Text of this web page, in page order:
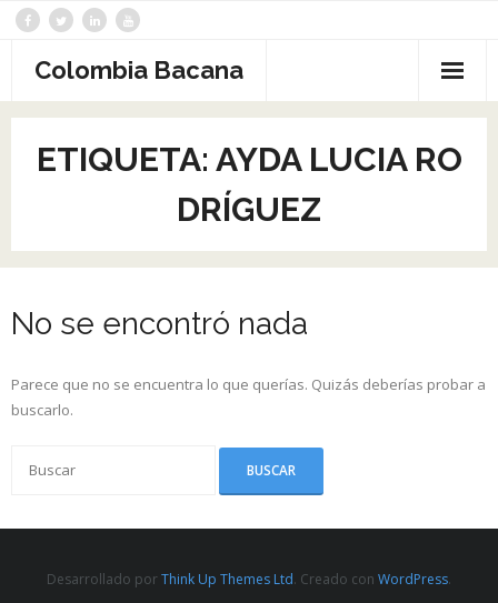
Saltar
contenidoColombia Bacana
ETIQUETA: AYDA LUCIA RO
DRÍGUEZ
No se encontró nada
Parece que no se encuentra lo que querías. Quizás deberías probar a
buscarlo.
Desarrollado porThink Up Themes Ltd. Creado con WordPress.